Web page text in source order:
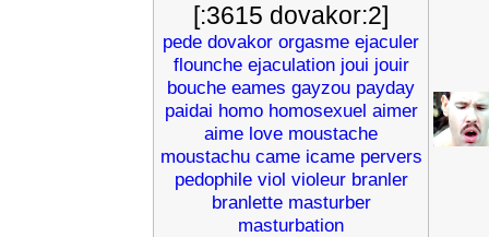
[:3615 dovakor:2]
pede dovakor orgasme ejaculer
flounche ejaculation joui jouir
bouche eames gayzou payday
paidai homo homosexuel aimer
aime love moustache
moustachu came icame pervers
pedophile viol violeur branler
branlette masturber
masturbation